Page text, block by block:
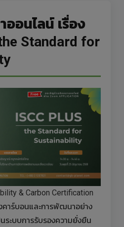
อนไลน์ เรื่อง
Standard for
& Carbon Certification
คาร์บอนและการพัฒนาอย่าง
นระบบการรับรองความยั่งยืน